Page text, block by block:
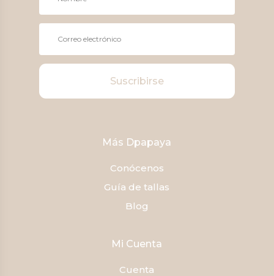
Suscribirse
Más Dpapaya
Conócenos
Guía de tallas
Blog
Mi Cuenta
Cuenta